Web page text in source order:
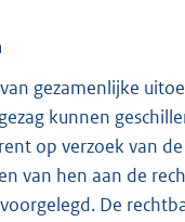
gezamenlijke
kunnen
op verzoek van
van hen aan de
De